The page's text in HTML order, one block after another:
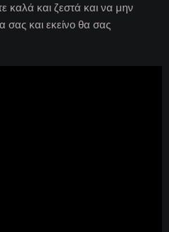
καλά και ζεστά και να μην
σας και εκείνο θα σας